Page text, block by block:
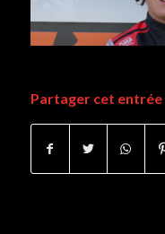
Partager cet entrée